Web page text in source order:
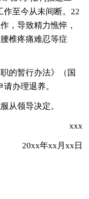
至今从未间断。22
，导致精力憔悴，
椎疼痛难忍等症
的暂行办法》（国
办理退养。
领导决定。
xxx
20xx年xx月xx日